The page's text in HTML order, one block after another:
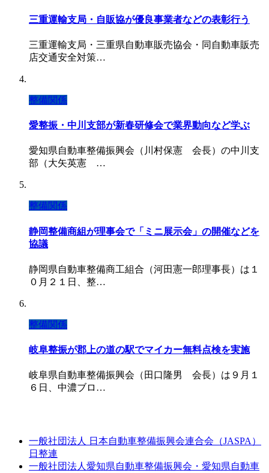
三重運輸支局・自販協が優良事業者などの表彰行う
三重運輸支局・三重県自動車販売協会・同自動車販売
店交通安全対策…
整備関係
愛整振・中川支部が新春研修会で業界動向など学ぶ
愛知県自動車整備振興会（川村保憲 会長）の中川支
部（大矢英憲 …
整備関係
静岡整備商組が理事会で「ミニ展示会」の開催などを
協議
静岡県自動車整備商工組合（河田憲一郎理事長）は１
０月２１日、整…
整備関係
岐阜整振が郡上の道の駅でマイカー無料点検を実施
岐阜県自動車整備振興会（田口隆男 会長）は９月１
６日、中濃ブロ…
一般社団法人 日本自動車整備振興会連合会（JASPA）
日整連
一般社団法人愛知県自動車整備振興会・愛知県自動車